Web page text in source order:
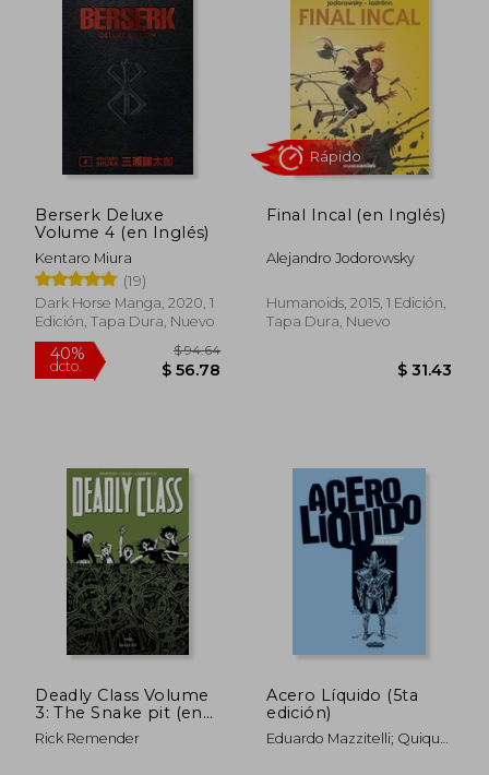
45%
dcto.
45%
dcto.
$ 53.84 45%
dcto. $
Berserk Deluxe
Volume 4 (en Inglés)
Kentaro Miura
(19)
Dark Horse Manga, 2020, 1
Edición, Tapa Dura, Nuevo
Final Incal (en Inglés)
Alejandro Jodorowsky
Humanoids, 2015, 1 Edición,
Tapa Dura, Nuevo
Deadly Class Volume
3: The Snake pit (en
Inglés)
Rick Remender
Acero Líquido (5ta
edición)
Eduardo Mazzitelli; Quique